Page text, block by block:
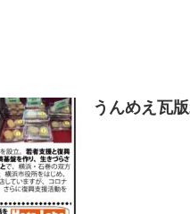
うんめえ瓦